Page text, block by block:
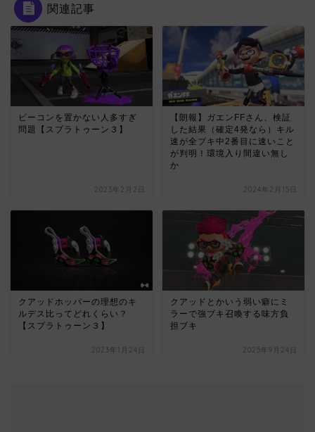
関連記事
ビーコンを置かない人多すぎ
問題【スプラトゥーン３】
2023年2月2日
【朗報】ガエンFFさん、検証
した結果（確定4発なら）キル
速が全ブキ中2番目に速いこと
が判明！環境入り間違い無し
か
2024年2月15日
クアッドホッパーの理想のキ
ルデス比ってどれくらい？
【スプラトゥーン３】
2023年1月24日
クアッドとかいう弱い癖にミ
ラーで強ブキ召喚する味方負
担ブキ
2025年9月24日